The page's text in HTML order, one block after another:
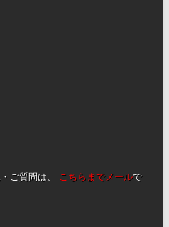
ご質問は、 こちらまでメールで